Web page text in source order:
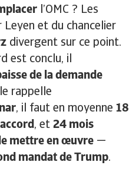
l’OMC ? Les
et du chancelier
divergent sur ce point.
est conclu, il
de la demande
rappelle
, il faut en moyenne 18
, et 24 mois
mettre en œuvre —
mandat de Trump.